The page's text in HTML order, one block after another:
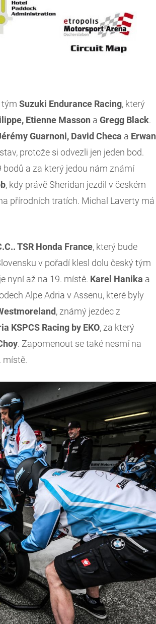
tým Suzuki Endurance Racing, který
Etienne Masson a Gregg Black.
Guarnoni, David Checa a Erwan
protože si odvezli jen jeden bod.
bodů a za který jedou nám známí
, kdy právě Sheridan jezdil v českém
přírodních tratích. Michal Laverty má
TSR Honda France, který bude
v pořadí klesl dolu český tým
nyní až na 19. místě. Karel Hanika a
Alpe Adria v Assenu, které byly
, známý jezdec z
KSPCS Racing by EKO, za který
. Zapomenout se také nesmí na
místě.